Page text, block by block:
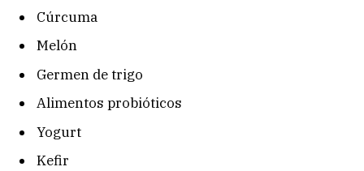
Cúrcuma
Melón
Germen de trigo
Alimentos probióticos
Yogurt
Kefir